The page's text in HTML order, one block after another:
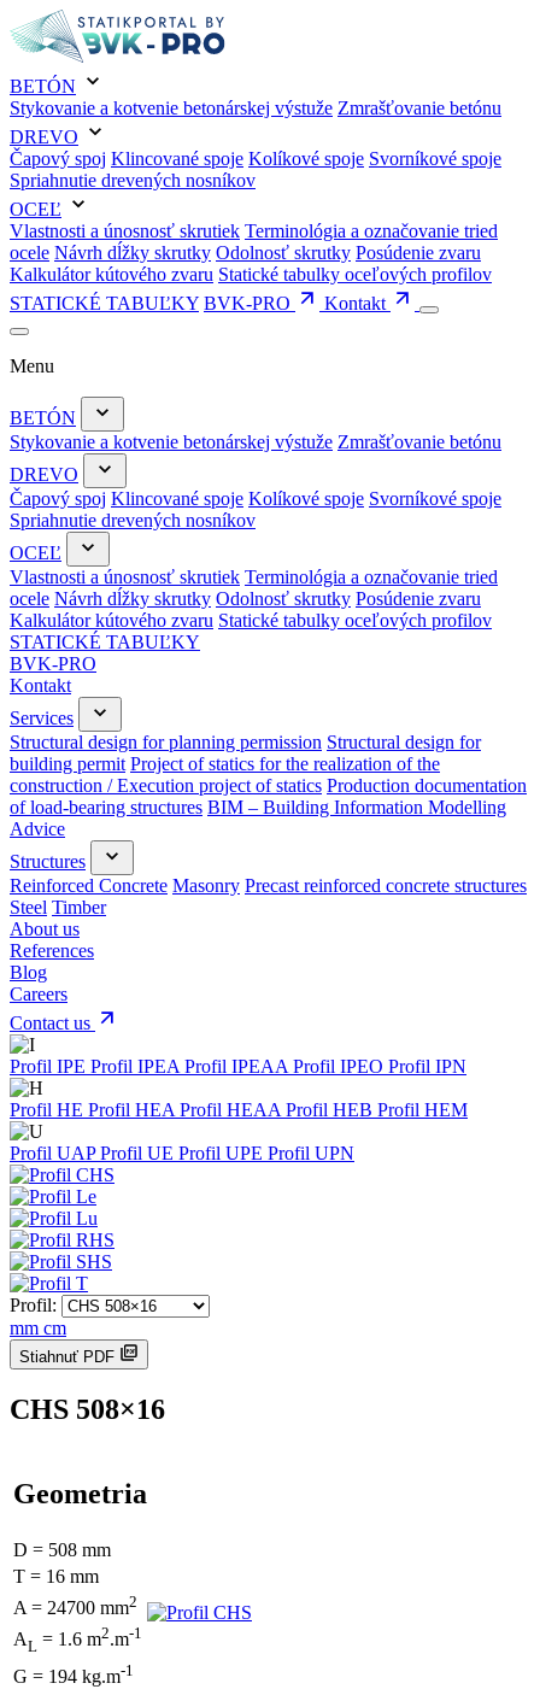
BETÓN
Stykovanie a kotvenie betonárskej výstuže Zmrašťovanie betónu
DREVO
Čapový spoj Klincované spoje Kolíkové spoje Svorníkové spoje
Spriahnutie drevených nosníkov
OCEĽ
Vlastnosti a únosnosť skrutiek Terminológia a označovanie tried
ocele Návrh dĺžky skrutky Odolnosť skrutky Posúdenie zvaru
Kalkulátor kútového zvaru Statické tabulky oceľových profilov
STATICKÉ TABUĽKY BVK-PRO Kontakt
Menu
BETÓN
Stykovanie a kotvenie betonárskej výstuže Zmrašťovanie betónu
DREVO
Čapový spoj Klincované spoje Kolíkové spoje Svorníkové spoje
Spriahnutie drevených nosníkov
OCEĽ
Vlastnosti a únosnosť skrutiek Terminológia a označovanie tried
ocele Návrh dĺžky skrutky Odolnosť skrutky Posúdenie zvaru
Kalkulátor kútového zvaru Statické tabulky oceľových profilov
STATICKÉ TABUĽKY
BVK-PRO
Kontakt
Services
Structural design for planning permission Structural design for
building permit Project of statics for the realization of the
construction / Execution project of statics Production documentation
of load-bearing structures BIM – Building Information Modelling
Advice
Structures
Reinforced Concrete Masonry Precast reinforced concrete structures
Steel Timber
About us
References
Blog
Careers
Contact us
Profil IPE Profil IPEA Profil IPEAA Profil IPEO Profil IPN
Profil HE Profil HEA Profil HEAA Profil HEB Profil HEM
Profil UAPProfil UE Profil UPE Profil UPN
Profil:
mm cm
Stiahnuť PDF
CHS 508×16
Geometria
D = 508 mm
T = 16 mm
A = 24700 mm2
AL = 1.6 m2.m-1
G = 194 kg.m-1